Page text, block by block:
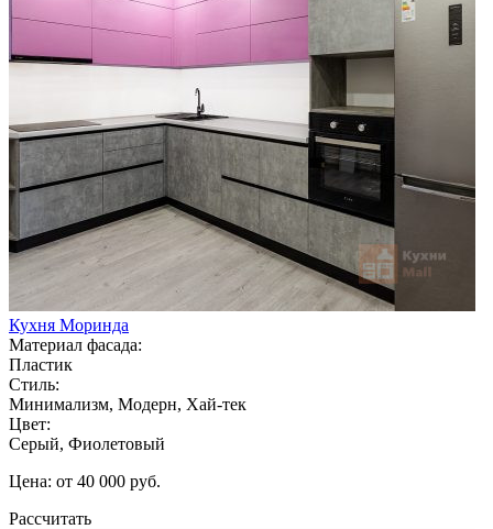
Кухня Моринда
Материал фасада:
Пластик
Стиль:
Минимализм, Модерн, Хай-тек
Цвет:
Серый, Фиолетовый
Цена: от 40 000 руб.
Рассчитать